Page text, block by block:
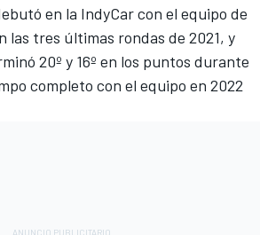
en la IndyCar con el equipo de
las tres últimas rondas de 2021, y
20º y 16º en los puntos durante
completo con el equipo en 2022